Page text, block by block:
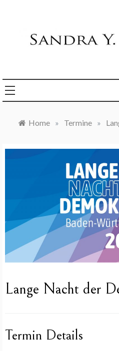
Home » Termine »
Lange Nacht der
Termin Details